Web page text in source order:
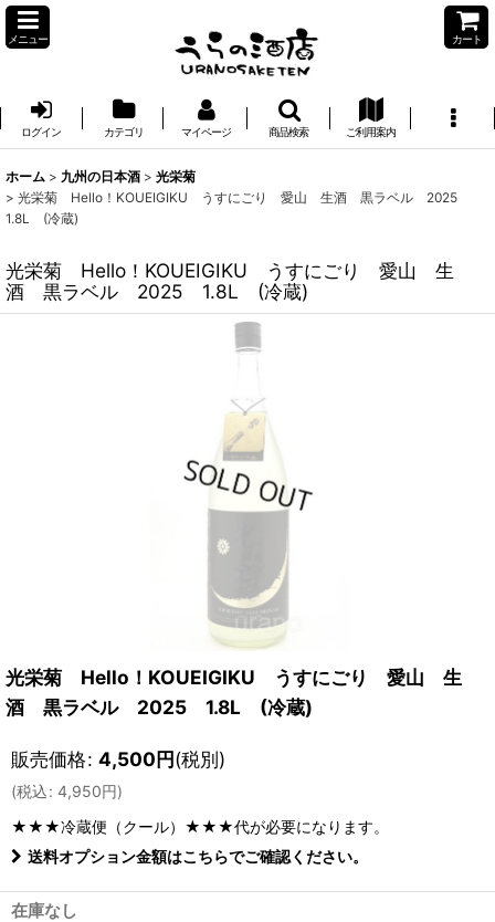
メニュー カート
ログイン カテゴリ マイページ 商品検索 ご利用案内
ホーム > 九州の日本酒 > 光栄菊
> 光栄菊 Hello！KOUEIGIKU うすにごり 愛山 生酒 黒ラベル 2025
1.8L (冷蔵)
光栄菊 Hello！KOUEIGIKU うすにごり 愛山 生
酒 黒ラベル 2025 1.8L (冷蔵)
光栄菊 Hello！KOUEIGIKU うすにごり 愛山 生
酒 黒ラベル 2025 1.8L (冷蔵)
販売価格: 4,500円(税別)
(税込: 4,950円)
★★★冷蔵便（クール）★★★代が必要になります。
送料オプション金額はこちらでご確認ください。
在庫なし